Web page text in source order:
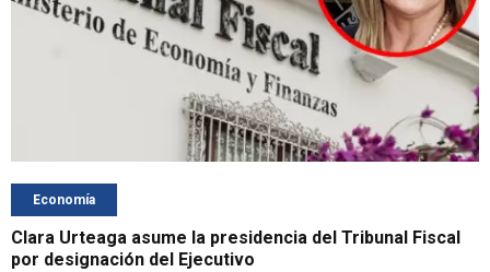
Economía
Clara Urteaga asume la presidencia del Tribunal Fiscal
por designación del Ejecutivo